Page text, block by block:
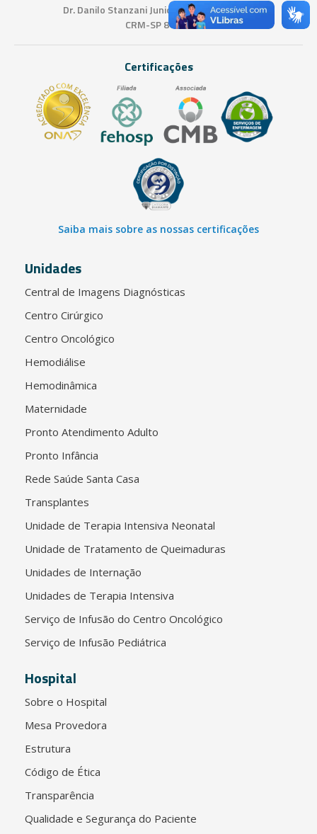
Dr. Danilo Stanzani Junior - Diretor Técnico
CRM-SP 81365
Certificações
Saiba mais sobre as nossas certificações
Unidades
Central de Imagens Diagnósticas
Centro Cirúrgico
Centro Oncológico
Hemodiálise
Hemodinâmica
Maternidade
Pronto Atendimento Adulto
Pronto Infância
Rede Saúde Santa Casa
Transplantes
Unidade de Terapia Intensiva Neonatal
Unidade de Tratamento de Queimaduras
Unidades de Internação
Unidades de Terapia Intensiva
Serviço de Infusão do Centro Oncológico
Serviço de Infusão Pediátrica
Hospital
Sobre o Hospital
Mesa Provedora
Estrutura
Código de Ética
Transparência
Qualidade e Segurança do Paciente